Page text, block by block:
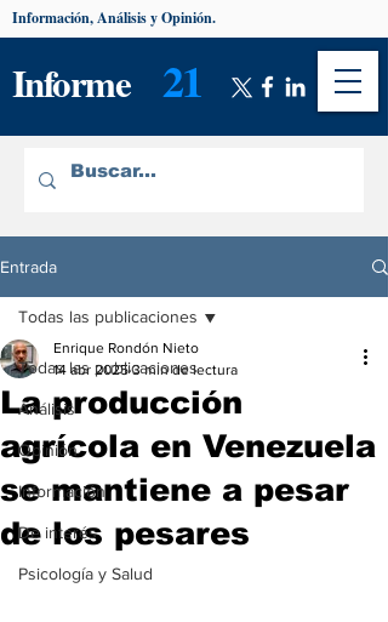
Informe 21
Información, Análisis y Opinión.
Entrada
Todas las publicaciones
Análisis
Opinión
Información
De interés
Psicología y Salud
Todas las publicaciones
La producción
agrícola en Venezuela
se mantiene a pesar
de los pesares
Enrique Rondón Nieto
14 abr 2025 3 min de lectura